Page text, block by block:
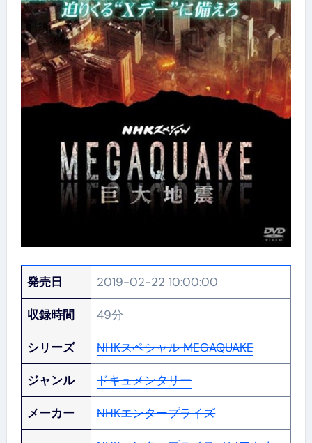
発売日 2019-02-22 10:00:00
収録時間 49分
シリーズ NHKスペシャル MEGAQUAKE
ジャンル ドキュメンタリー
メーカー NHKエンタープライズ